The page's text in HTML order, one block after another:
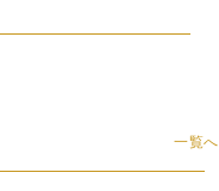
一覧へ